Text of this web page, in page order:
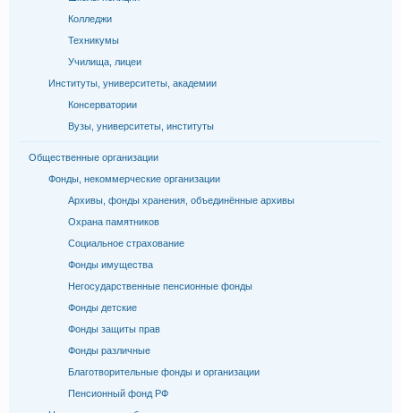
Колледжи
Техникумы
Училища, лицеи
Институты, университеты, академии
Консерватории
Вузы, университеты, институты
Общественные организации
Фонды, некоммерческие организации
Архивы, фонды хранения, объединённые архивы
Охрана памятников
Социальное страхование
Фонды имущества
Негосударственные пенсионные фонды
Фонды детские
Фонды защиты прав
Фонды различные
Благотворительные фонды и организации
Пенсионный фонд РФ